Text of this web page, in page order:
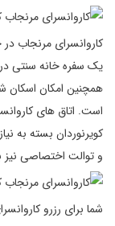
کاروانسرای مرنجاب
یک سفره خانه سنتی
همچنین امکان اسکان
کویرنوردان بسته به
و توالت اختصاصی نیز
شما برای رزرو